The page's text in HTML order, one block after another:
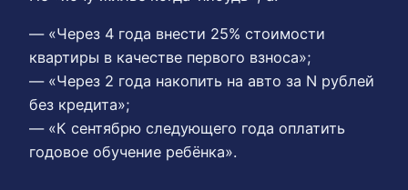
— «Через 4 года внести 25% стоимости
квартиры в качестве первого взноса»;
— «Через 2 года накопить на авто за N рублей
без кредита»;
— «К сентябрю следующего года оплатить
годовое обучение ребёнка».